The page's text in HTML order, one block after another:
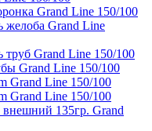
Grand Line 150/100
желоба Grand Line
труб Grand Line 150/100
Grand Line 150/100
Grand Line 150/100
Grand Line 150/100
135гр. Grand